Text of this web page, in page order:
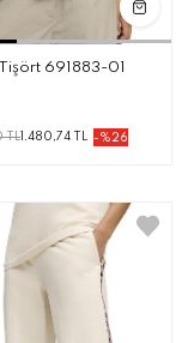
Tişört 691883-01
TL 1.480,74 TL -%26